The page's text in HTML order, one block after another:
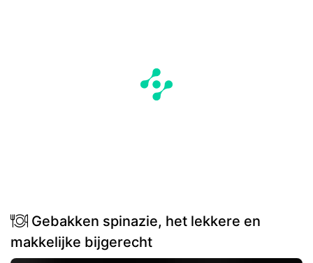
Gebakken spinazie, het lekkere en
makkelijke bijgerecht